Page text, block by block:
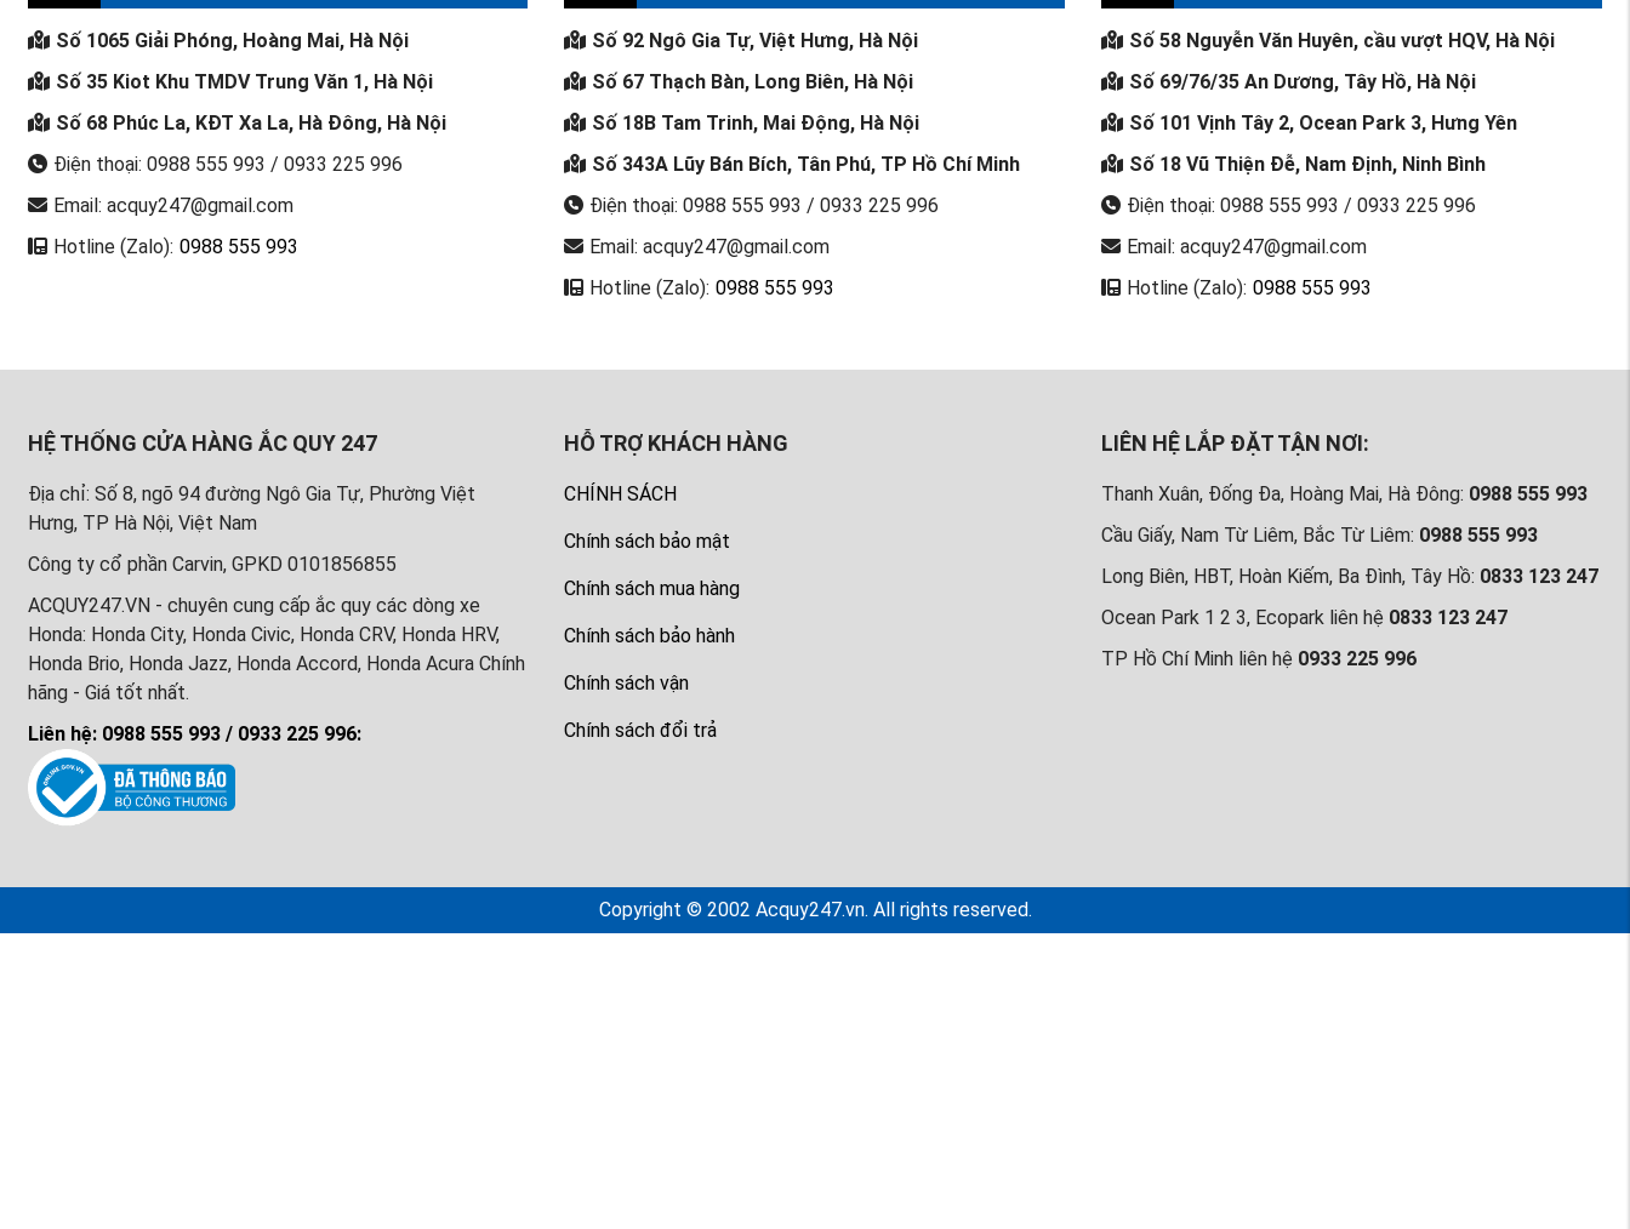
Số 1065 Giải Phóng, Hoàng Mai, Hà Nội
Số 35 Kiot Khu TMDV Trung Văn 1, Hà Nội
Số 68 Phúc La, KĐT Xa La, Hà Đông, Hà Nội
Điện thoại: 0988 555 993 / 0933 225 996
Email: acquy247@gmail.com
Hotline (Zalo): 0988 555 993
Số 92 Ngô Gia Tự, Việt Hưng, Hà Nội
Số 67 Thạch Bàn, Long Biên, Hà Nội
Số 18B Tam Trinh, Mai Động, Hà Nội
Số 343A Lũy Bán Bích, Tân Phú, TP Hồ Chí Minh
Điện thoại: 0988 555 993 / 0933 225 996
Email: acquy247@gmail.com
Hotline (Zalo): 0988 555 993
Số 58 Nguyễn Văn Huyên, cầu vượt HQV, Hà Nội
Số 69/76/35 An Dương, Tây Hồ, Hà Nội
Số 101 Vịnh Tây 2, Ocean Park 3, Hưng Yên
Số 18 Vũ Thiện Đễ, Nam Định, Ninh Bình
Điện thoại: 0988 555 993 / 0933 225 996
Email: acquy247@gmail.com
Hotline (Zalo): 0988 555 993
HỆ THỐNG CỬA HÀNG ẮC QUY 247
Địa chỉ: Số 8, ngõ 94 đường Ngô Gia Tự, Phường Việt
Hưng, TP Hà Nội, Việt Nam
Công ty cổ phần Carvin, GPKD 0101856855
ACQUY247.VN - chuyên cung cấp ắc quy các dòng xe
Honda: Honda City, Honda Civic, Honda CRV, Honda HRV,
Honda Brio, Honda Jazz, Honda Accord, Honda Acura Chính
hãng - Giá tốt nhất.
Liên hệ: 0988 555 993 / 0933 225 996:
HỖ TRỢ KHÁCH HÀNG
CHÍNH SÁCH
Chính sách bảo mật
Chính sách mua hàng
Chính sách bảo hành
Chính sách vận
Chính sách đổi trả
LIÊN HỆ LẮP ĐẶT TẬN NƠI:
Thanh Xuân, Đống Đa, Hoàng Mai, Hà Đông: 0988 555 993
Cầu Giấy, Nam Từ Liêm, Bắc Từ Liêm: 0988 555 993
Long Biên, HBT, Hoàn Kiếm, Ba Đình, Tây Hồ: 0833 123 247
Ocean Park 1 2 3, Ecopark liên hệ 0833 123 247
TP Hồ Chí Minh liên hệ 0933 225 996
Copyright © 2002 Acquy247.vn. All rights reserved.